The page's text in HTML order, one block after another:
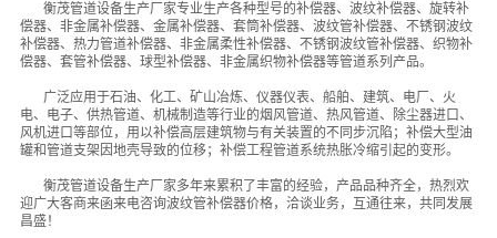
衡茂管道设备生产厂家专业生产各种型号的补偿器、 波纹补偿器、 旋转补
偿器、 非金属补偿器、 金属补偿器、 套筒补偿器、 波纹管补偿器、 不锈钢波纹
补偿器、 热力管道补偿器、 非金属柔性补偿器、 不锈钢波纹管补偿器、 织物补
偿器、 套管补偿器、 球型补偿器、 非金属织物补偿器等管道系列产品。
广泛应用于石油、化工、矿山冶炼、仪器仪表、船舶、建筑、电厂、火
电、电子、供热管道、机械制造等行业的烟风管道、热风管道、除尘器进口、
风机进口等部位，用以补偿高层建筑物与有关装置的不同步沉陷；补偿大型油
罐和管道支架因地壳导致的位移；补偿工程管道系统热胀冷缩引起的变形。
衡茂管道设备生产厂家多年来累积了丰富的经验，产品品种齐全，热烈欢
迎广大客商来函来电咨询波纹管补偿器价格，洽谈业务，互通往来，共同发展
昌盛！